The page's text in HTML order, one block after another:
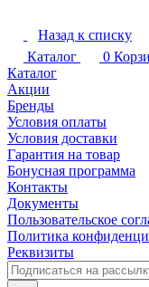
Назад к списку
Каталог
0
Каталог
Акции
Бренды
Условия оплаты
Условия доставки
Гарантия на товар
Бонусная программа
Контакты
Документы
Пользовательское
Политика
Реквизиты